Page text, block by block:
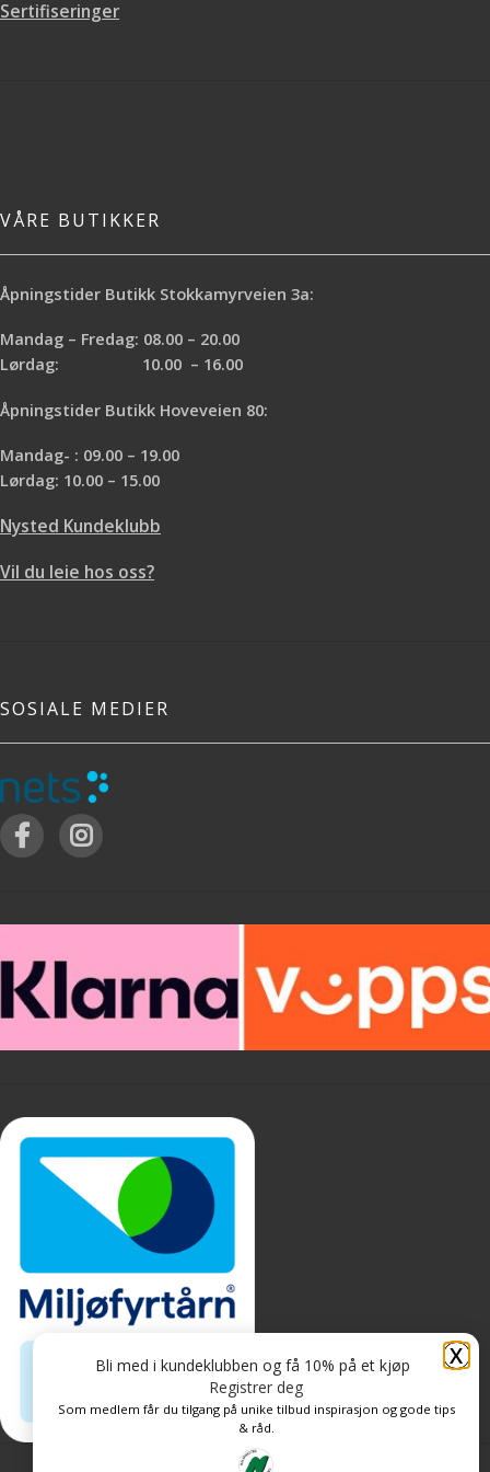
Sertifiseringer
VÅRE BUTIKKER
Åpningstider Butikk Stokkamyrveien 3a:
Mandag – Fredag: 08.00 – 20.00
Lørdag: 10.00 – 16.00
Åpningstider Butikk Hoveveien 80:
Mandag- : 09.00 – 19.00
Lørdag: 10.00 – 15.00
Nysted Kundeklubb
Vil du leie hos oss?
SOSIALE MEDIER
Personvern og informasjonskapsler
X
Bli med i kundeklubben og få 10% på et kjøp
Registrer deg
Som medlem får du tilgang på unike tilbud inspirasjon og gode tips
& råd.